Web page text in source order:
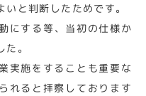
と判断したためです。
にする等、当初の仕様か
。
実施をすることも重要な
れると拝察しております